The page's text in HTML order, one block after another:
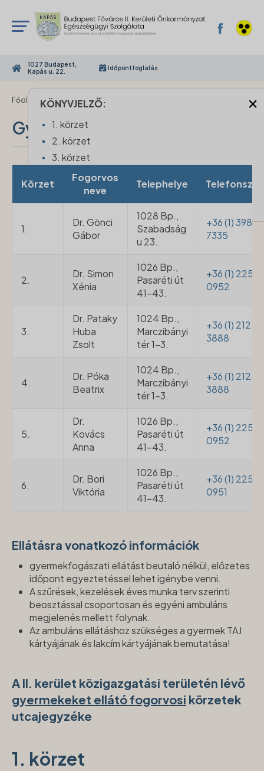
1027 Budapest,
Kapás u. 22.
Időpontfoglalás
Főoldal › Gyermek fogorvosi szolgálat
Gyermek fogorvosi szolgálat
KÖNYVJELZŐ: ×
1. körzet
2. körzet
3. körzet
4. körzet
5. körzet
6. körzet
Körzet
Fogorvos
neve
Telephelye
1.
Dr. Gönci
Gábor
1028 Bp.,
Szabadság
u 23.
+36 (1) 398
7335
2.
Dr. Simon
Xénia
1026 Bp.,
Pasaréti út
41-43.
+36 (1) 225
0952
3.
Dr. Pataky
Huba
Zsolt
1024 Bp.,
Marczibányi
tér 1-3.
+36 (1) 212
3888
4.
Dr. Póka
Beatrix
1024 Bp.,
Marczibányi
tér 1-3.
+36 (1) 212
3888
5.
Dr.
Kovács
Anna
1026 Bp.,
Pasaréti út
41-43.
+36 (1) 225
0952
6.
Dr. Bori
Viktória
1026 Bp.,
Pasaréti út
41-43.
+36 (1) 225
0951
Ellátásra vonatkozó információk
gyermekfogászati ellátást beutaló nélkül, előzetes
időpont egyeztetéssel lehet igénybe venni.
A szűrések, kezelések éves munka terv szerinti
beosztással csoportosan és egyéni ambuláns
megjelenés mellett folynak.
Az ambuláns ellátáshoz szükséges a gyermek TAJ
kártyájának és lakcím kártyájának bemutatása!
A II. kerület közigazgatási területén lévő
gyermekeket ellátó fogorvosi körzetek
utcajegyzéke
1. körzet